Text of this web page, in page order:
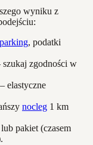
wyniku z
parking, podatki
szukaj zgodności w
elastyczne
nocleg 1 km
pakiet (czasem